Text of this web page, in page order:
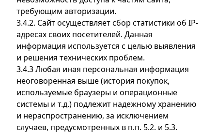
требующим авторизации.
3.4.2. Сайт осуществляет сбор статистики об IP-
адресах своих посетителей. Данная
информация используется с целью выявления
и решения технических проблем.
3.4.3 Любая иная персональная информация
неоговоренная выше (история покупок,
используемые браузеры и операционные
системы и т.д.) подлежит надежному хранению
и нераспространению, за исключением
случаев, предусмотренных в п.п. 5.2. и 5.3.